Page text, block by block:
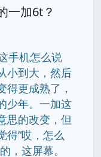
一加6t？
手机怎么说
小到大，然后
得更成熟了，
少年。一加这
思的改变，但
得“哎，怎么
，这屏幕。